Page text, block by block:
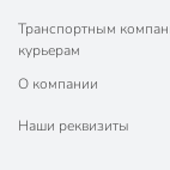
Транспортным
курьерам
О компании
Наши реквизиты